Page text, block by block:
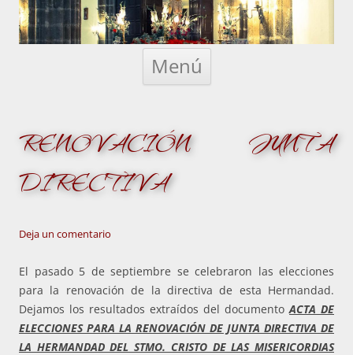
Menú
Saltar
RENOVACIÓN JUNTA
DIRECTIVA
Deja un comentario
El pasado 5 de septiembre se celebraron las elecciones
para la renovación de la directiva de esta Hermandad.
Dejamos los resultados extraídos del documentoACTA DE
ELECCIONES PARA LA RENOVACIÓN DE JUNTA DIRECTIVA DE
LA HERMANDAD DEL STMO. CRISTO DE LAS MISERICORDIAS